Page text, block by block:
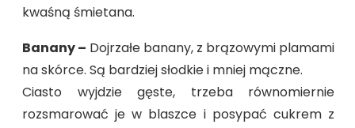
kwaśną śmietana.
Banany – Dojrzałe banany, z brązowymi plamami
na skórce. Są bardziej słodkie i mniej mączne.
Ciasto wyjdzie gęste, trzeba równomiernie
rozsmarować je w blaszce i posypać cukrem z